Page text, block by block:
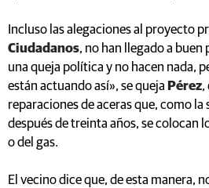
Incluso las alegaciones al proyecto
Ciudadanos, no han llegado a buen
una queja política y no hacen nada,
están actuando así», se queja Pérez,
reparaciones de aceras que, como la
después de treinta años, se colocan
o del gas.
El vecino dice que, de esta manera,